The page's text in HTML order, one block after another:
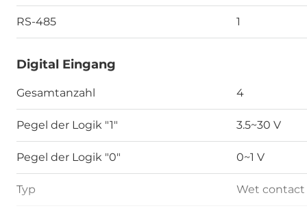
RS-485 1
Digital Eingang
Gesamtanzahl 4
Pegel der Logik "1" 3.5~30 V
Pegel der Logik "0" 0~1 V
Typ Wet contact